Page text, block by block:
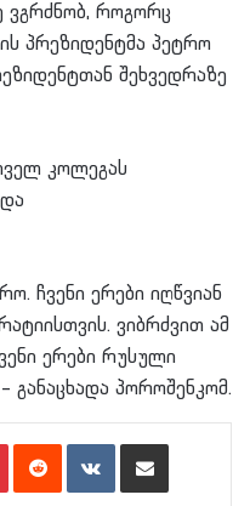
ვგრძნობ, როგორც
პრეზიდენტმა პეტრო
შეხვედრაზე
კოლეგას
ჩვენი ერები იღწვიან
ვიბრძვით ამ
ერები რუსული
განაცხადა პოროშენკომ.
PinterestReddit VKontakteShare via Email